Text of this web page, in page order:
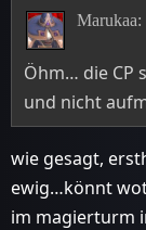
Marukaa:
Öhm… die CP
und nicht
wie gesagt,
ewig…könnt
im magierturm